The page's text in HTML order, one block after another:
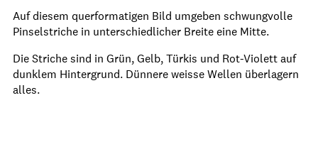
Auf diesem querformatigen Bild umgeben schwungvolle
Pinselstriche in unterschiedlicher Breite eine Mitte.
Die Striche sind in Grün, Gelb, Türkis und Rot-Violett auf
dunklem Hintergrund. Dünnere weisse Wellen überlagern
alles.